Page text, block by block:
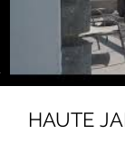
HAUTE